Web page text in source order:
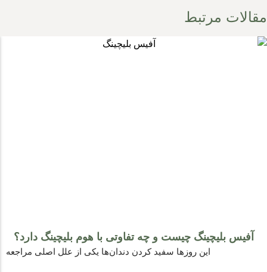
مقالات مرتبط
آفیس بلیچینگ چیست و چه تفاوتی با هوم بلیچینگ دارد؟
این روزها سفید کردن دندان‌ها یکی از علل اصلی مراجعه